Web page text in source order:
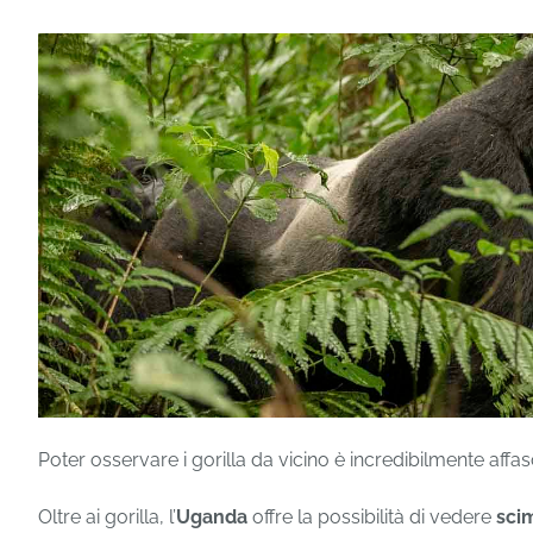
Poter osservare i gorilla da vicino è incredibilmente
Oltre ai gorilla, l’Uganda offre la possibilità di vedere